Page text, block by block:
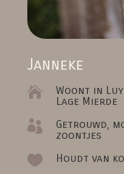
Janneke

Woont in
Lage Mierde

Getrouwd,
zoontjes
 Houdt van